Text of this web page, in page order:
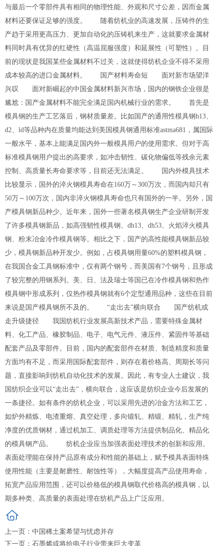
与最后一个零部件具有相同的物理性能、外观和尺寸公差，因而金属
材料还要保证足够的强度。 随着纺机业的高速发展，压铸件的生
产趋于采用更高压力、更加自动化的压铸机来生产，这就要求金属材
料同时具有优异的红硬性（高温屈服强度）和延展性（可塑性）。目
前的现状是我国某些金属材料不过关，这就使得纺机企业不得不采用
成本较高的进口金属材料。 国产材料寿命短 面对新市场望洋
兴叹 面对新崛起的中国金属材料新兴市场，国内的钢铁企业很是
尴尬：国产金属材料不能完全满足国内机械行业的需求。 首先是
模具钢的生产工艺落后，钢材质量差。比如国产的通用性模具钢h13、
d2、ld等品种内在质量均能达到美国模具钢通用标准astma681，属国际
一般水平，基本上能满足国内外一般模具用户的使用需求。但对于高
标准模具钢用户提出的高要求，如冲击韧性、碳化物偏低等残余元素
控制、高质量长寿命要求等，目前还无法满足。 国内外模具技术
比较显示，国外的淬火钢模具寿命在160万～300万次，而国内却只有
50万～100万次，国内非淬火钢模具寿命也只有国外的一半。另外，国
产模具钢新品种少。近年来，国外一些著名模具钢生产企业研制开发
了许多模具钢新品，如高强韧性模具钢、dh13、dh53、火焰淬火模具
钢、粉末冶金冷作模具钢等。相比之下，国产的高性能模具钢新品较
少，模具钢新品种开发少。例如，占模具钢用量60%的塑料模具钢，
在我国合金工具钢标准中，仅有两个钢号，而美国有7个钢号，且形成
了较完整的用钢系列。美、日、法及瑞士等国已在冷作模具钢和热作
模具钢中形成系列，仅热作模具钢就有6个定型通用品种，这些在目前
来说是国产模具钢所不及的。 “走出去”横向联合 国产纺机或
走升级捷径 我国纺机行业发展高新技术产品，需要特殊金属材
料、化工产品、橡胶制品、电子、电气元件、液压件、紧固件等基础
配套产品及零部件。目前，国内的配套部件在材质、制造精度和质量
方面均有不足，而采用国际配套部件，则存在着价格高、周期长等问
题，直接影响到纺机自动化技术的发展。因此，有专业人士建议，我
国纺织企业可以“走出去”，横向联合，这应该是纺织企业今后发展的
一条捷径。如有条件的纺机企业，可以采用先进的冶金方法和工艺，
如炉外精炼、电渣重熔、真空处理，多向锻轧、精锻、精轧，生产纯
净度的优质钢材，通过机加工、调质处理等方法提供制品化、精品化
的模具钢产品。 纺机企业应当加强表面处理技术的创新和应用。
表面处理能在保持产品原有成分和性能的基础上，赋予模具表面特殊
使用性能（主要是耐磨性、耐蚀性等），大幅度提高产品使用寿命，
拓宽产品应用范围，还可以价格低的模具钢取代价格高的模具钢，以
期多种类、高质量的表面处理在纺机产品上广泛应用。
上一页： 中国稀土案希望与忧虑并存
下一页： 石墨烯或将给电子行业带来巨大变革